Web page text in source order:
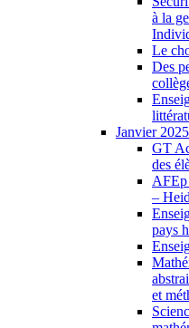
à la
Le
Des
Janvier 2025
GT
des
–
pays
et